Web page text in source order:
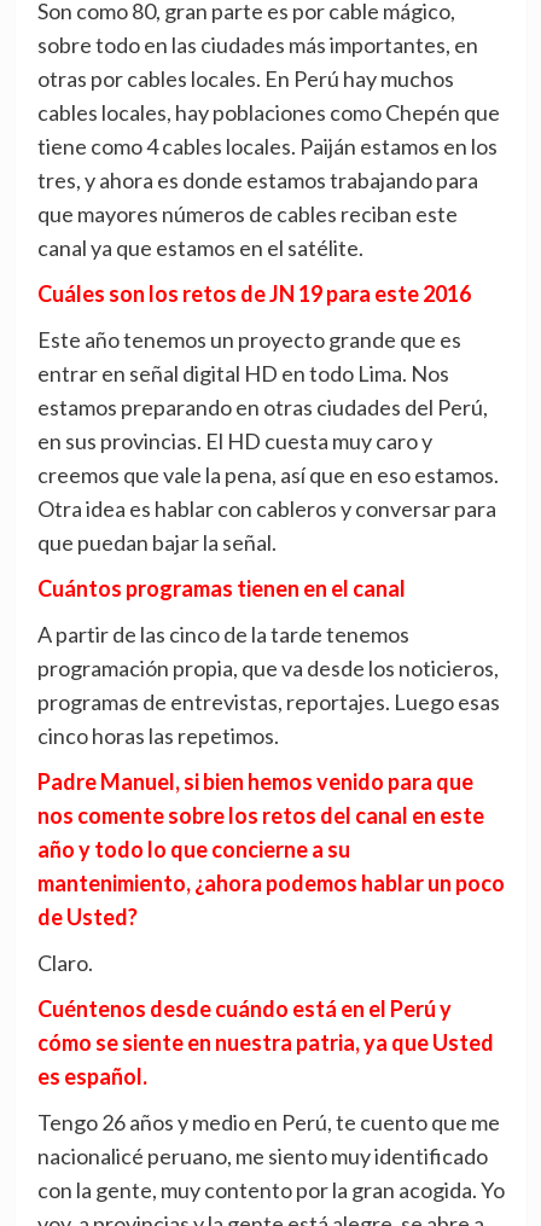
Son como 80, gran parte es por cable mágico,
sobre todo en las ciudades más importantes, en
otras por cables locales. En Perú hay muchos
cables locales, hay poblaciones como Chepén que
tiene como 4 cables locales. Paiján estamos en los
tres, y ahora es donde estamos trabajando para
que mayores números de cables reciban este
canal ya que estamos en el satélite.
Cuáles son los retos de JN 19 para este 2016
Este año tenemos un proyecto grande que es
entrar en señal digital HD en todo Lima. Nos
estamos preparando en otras ciudades del Perú,
en sus provincias. El HD cuesta muy caro y
creemos que vale la pena, así que en eso estamos.
Otra idea es hablar con cableros y conversar para
que puedan bajar la señal.
Cuántos programas tienen en el canal
A partir de las cinco de la tarde tenemos
programación propia, que va desde los noticieros,
programas de entrevistas, reportajes. Luego esas
cinco horas las repetimos.
Padre Manuel, si bien hemos venido para que
nos comente sobre los retos del canal en este
año y todo lo que concierne a su
mantenimiento, ¿ahora podemos hablar un poco
de Usted?
Claro.
Cuéntenos desde cuándo está en el Perú y
cómo se siente en nuestra patria, ya que Usted
es español.
Tengo 26 años y medio en Perú, te cuento que me
nacionalicé peruano, me siento muy identificado
con la gente, muy contento por la gran acogida. Yo